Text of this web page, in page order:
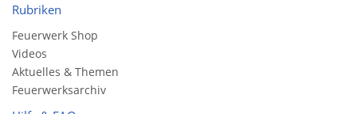
Rubriken
Feuerwerk Shop
Videos
Aktuelles & Themen
Feuerwerksarchiv